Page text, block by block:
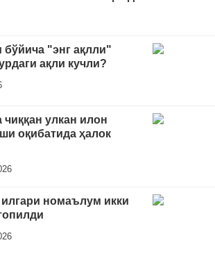
бўйича "энг ақлли"
ақли кучли?
чиққан улкан илон
оқибатида ҳалок
номаълум икки